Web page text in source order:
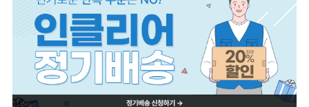
페이코 ID로 페이코
PAYCO 바로구매